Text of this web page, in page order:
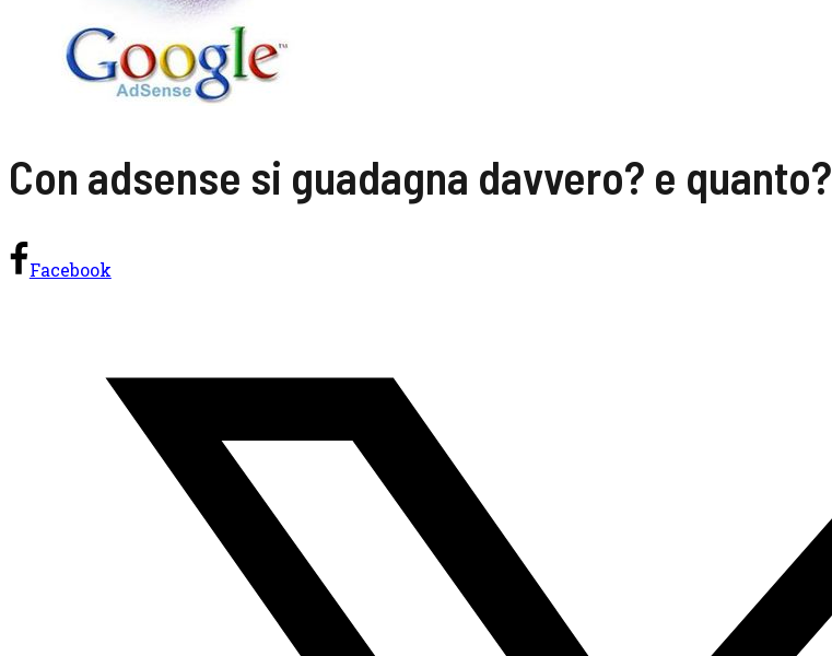
Con adsense si guadagna davvero? e quanto?
Facebook